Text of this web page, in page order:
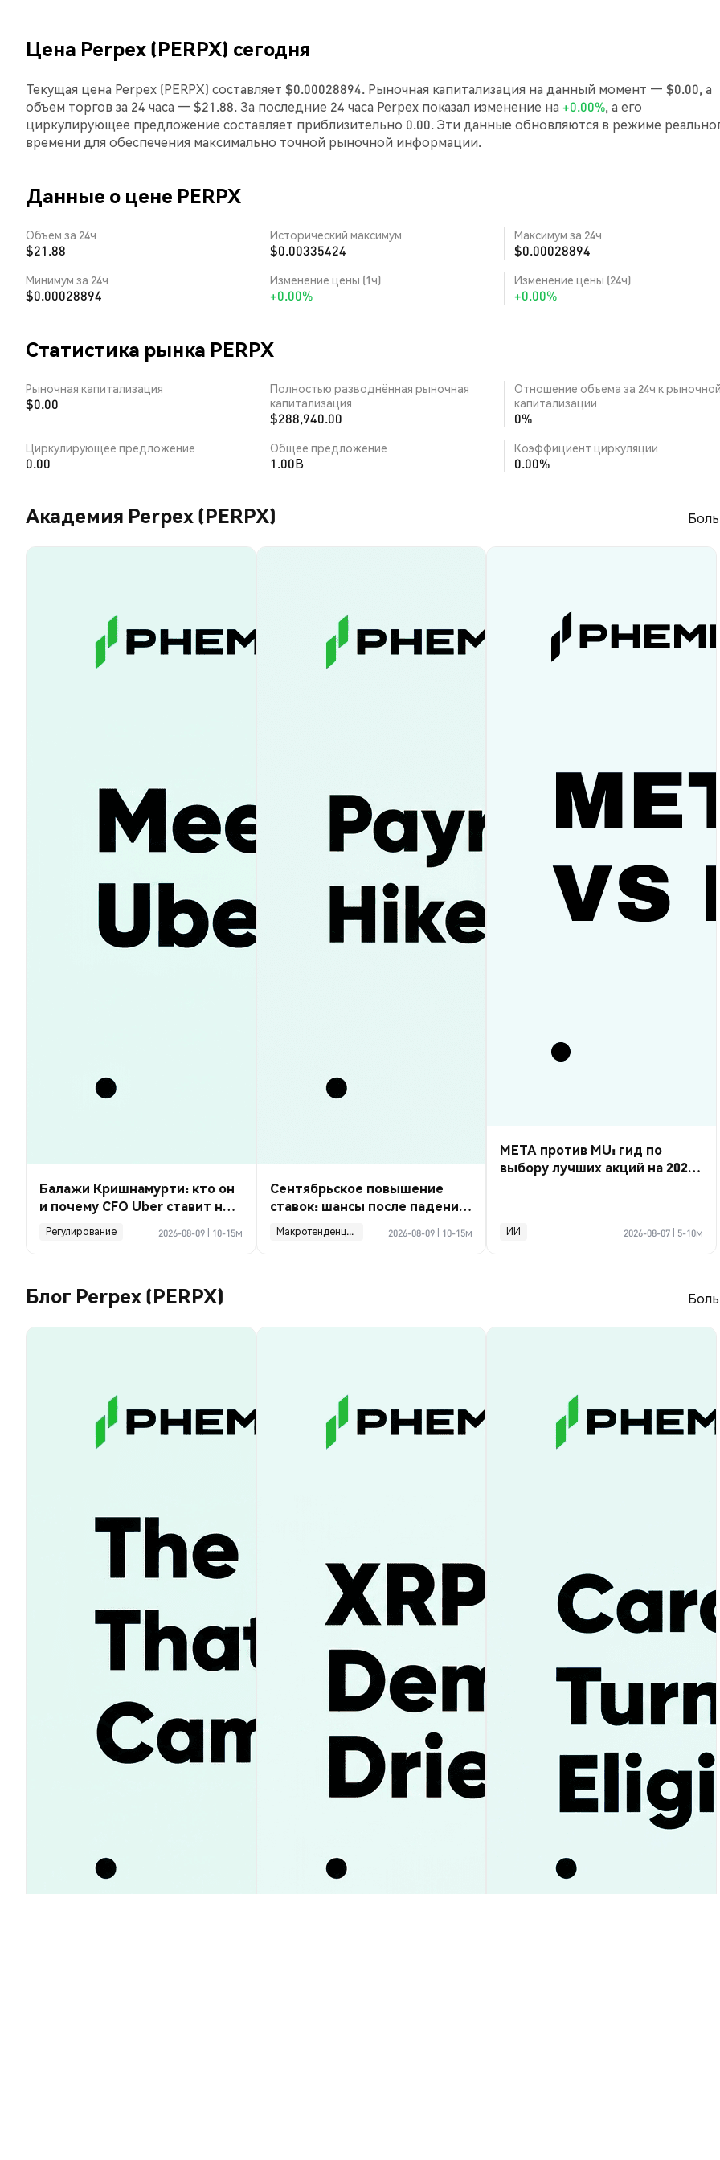
Цена Perpex (PERPX) сегодня
Текущая цена Perpex (PERPX) составляет $0.00028894. Рыночная капитализация на данный момент — $0.00, а
объем торгов за 24 часа — $21.88. За последние 24 часа Perpex показал изменение на +0.00%, а его
циркулирующее предложение составляет приблизительно 0.00. Эти данные обновляются в режиме
времени для обеспечения максимально точной рыночной информации.
Данные о цене PERPX
Объем за 24ч
$21.88
Исторический максимум
$0.00335424
Максимум за 24ч
$0.00028894
Минимум за 24ч
$0.00028894
Изменение цены (1ч)
+0.00%
Изменение цены (24ч)
+0.00%
Статистика рынка PERPX
Рыночная капитализация
$0.00
Полностью разводнённая рыночная
капитализация
$288,940.00
Отношение объема за 24ч к
капитализации
0%
Циркулирующее предложение
0.00
Общее предложение
1.00B
Коэффициент циркуляции
0.00%
Академия Perpex (PERPX)
Балажи Кришнамурти: кто он
и почему CFO Uber ставит на
роботакси?
Регулирование 2026-08-09 10-15м
Сентябрьское повышение
ставок: шансы после падения
payrolls на 23 тыс.
Макротенденции 2026-08-09 10-15м
META против MU: гид по
выбору лучших акций на 2026
ИИ 2026-08-07 5-10м
Блог Perpex (PERPX)